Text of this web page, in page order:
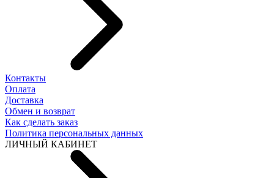
Контакты
Оплата
Доставка
Обмен и возврат
Как сделать заказ
Политика персональных данных
ЛИЧНЫЙ КАБИНЕТ